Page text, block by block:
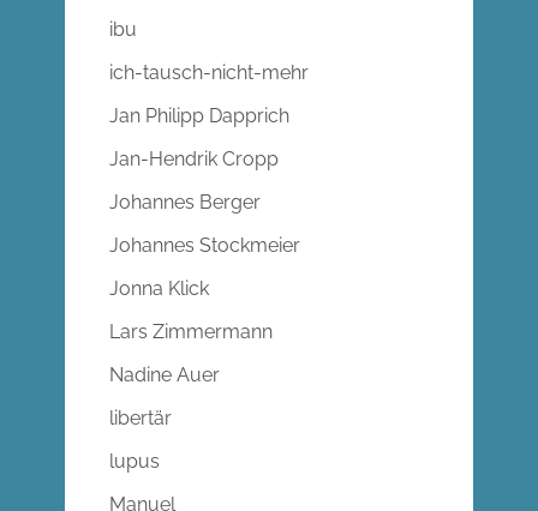
ibu
ich-tausch-nicht-mehr
Jan Philipp Dapprich
Jan-Hendrik Cropp
Johannes Berger
Johannes Stockmeier
Jonna Klick
Lars Zimmermann
Nadine Auer
libertär
lupus
Manuel